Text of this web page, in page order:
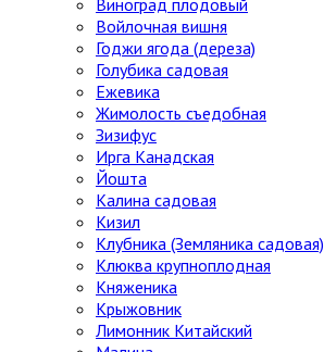
Виноград плодовый
Войлочная вишня
Годжи ягода (дереза)
Голубика садовая
Ежевика
Жимолость съедобная
Зизифус
Ирга Канадская
Йошта
Калина садовая
Кизил
Клубника (Земляника садовая)
Клюква крупноплодная
Княженика
Крыжовник
Лимонник Китайский